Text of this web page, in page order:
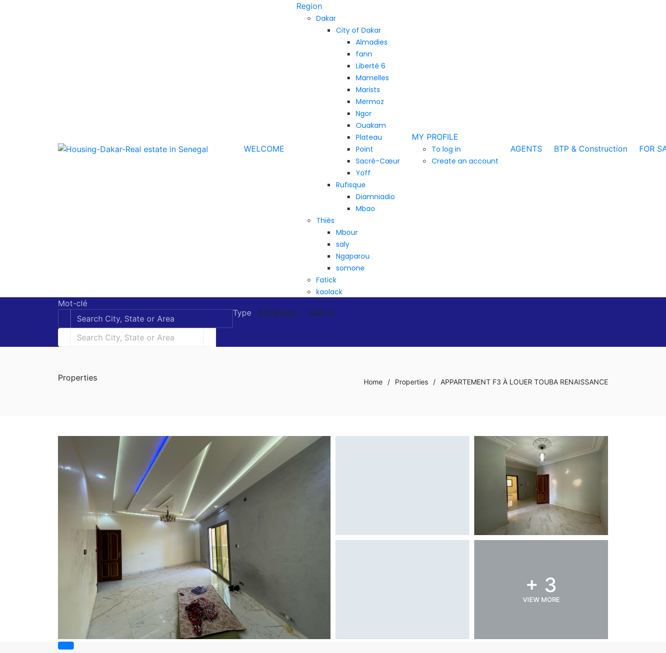
WELCOME
Region
Dakar
City of Dakar
Almadies
fann
Liberté 6
Mamelles
Marists
Mermoz
Ngor
Ouakam
Plateau
Point
Sacré-Cœur
Yoff
Rufisque
Diamniadio
Mbao
Thiès
Mbour
saly
Ngaparou
somone
Fatick
kaolack
MY PROFILE
To log in
Create an account
AGENTS BTP & Construction FOR
Mot-clé
Type
Advanced Search
Properties Home / Properties / APPARTEMENT F3 À LOUER TOUBA RENAISSANCE
+ 3
VIEW MORE